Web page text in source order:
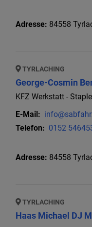
Adresse: 84558
TYRLACHING
George-Cosmin
KFZ Werkstatt -
E-Mail:
Telefon: 0152
Adresse: 84558
TYRLACHING
Haas Michael DJ